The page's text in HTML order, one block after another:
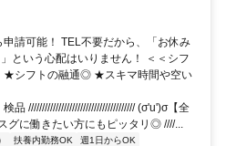
請可能！ TEL不要だから、「お休み
という心配はいりません！ ＜＜シフ
★シフトの融通◎ ★スキマ時間や空い
品 /////////////////////////////////////// (σ'u')σ【全
グに働きたい方にもピッタリ◎ ////...
扶養内勤務OK
週1日からOK